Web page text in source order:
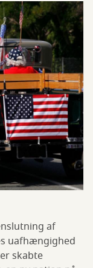
af
uafhængighed
skabte